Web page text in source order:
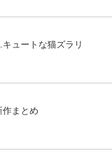
ュートな猫ズラリ
まとめ